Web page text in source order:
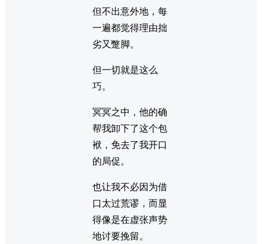
但不出意外地，每
一遍都觉得理由拙
劣又蹩脚。
但一切就是这么
巧。
冥冥之中，他的确
帮我卸下了这个包
袱，免去了我开口
的局促。
也让我不必因为借
口太过荒谬，而显
得像是在虚张声势
地讨要挽留。